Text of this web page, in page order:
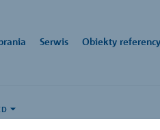
Serwis Obiekty